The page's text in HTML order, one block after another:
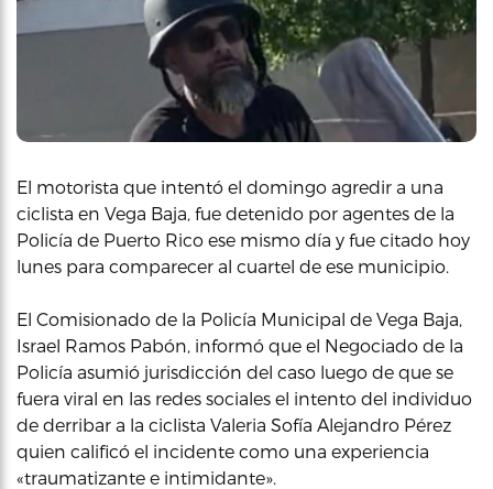
El motorista que intentó el domingo agredir a una
ciclista en Vega Baja, fue detenido por agentes de la
Policía de Puerto Rico ese mismo día y fue citado hoy
lunes para comparecer al cuartel de ese municipio.
El Comisionado de la Policía Municipal de Vega Baja,
Israel Ramos Pabón, informó que el Negociado de la
Policía asumió jurisdicción del caso luego de que se
fuera viral en las redes sociales el intento del individuo
de derribar a la ciclista Valeria Sofía Alejandro Pérez
quien calificó el incidente como una experiencia
«traumatizante e intimidante».